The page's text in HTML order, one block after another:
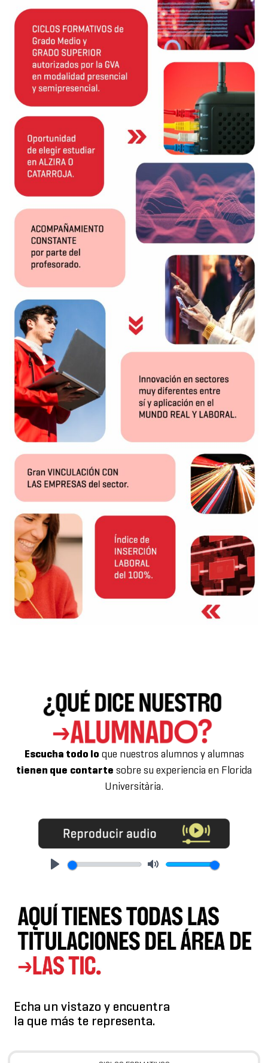
Escucha todo lo que nuestros alumnos y alumnas
tienen que contarte sobre su experiencia en Florida
Universitària.
Echa un vistazo y encuentra
la que más te representa.